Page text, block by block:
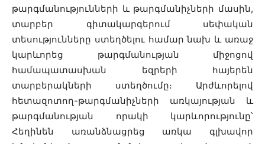
թարգմանությունների և թարգմանիչների մասին,
տարբեր գիտակարգերում սեփական
տեսությունները ստեղծելու համար նախ և առաջ
կարևորեց թարգմանության միջոցով
համապատասխան եզրերի հայերեն
տարբերակների ստեղծումը։ Արժևորելով
հետազոտող-թարգմանիչների առկայության և
թարգմանության որակի կարևորությունը՝
Հեղինեն առանձնացրեց առկա գլխավոր